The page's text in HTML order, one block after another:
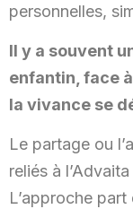
personnelles,
Il y a souvent
enfantin, face
la vivance se
Le partage ou
reliés à
L’approche